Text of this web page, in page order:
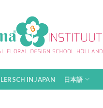
IN JAPAN 日本語